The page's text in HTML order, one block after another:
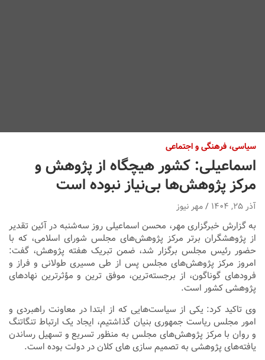
سیاسی، فرهنگی و اجتماعی
اسماعیلی: کشور هیچگاه از پژوهش و
مرکز پژوهش‌ها بی‌نیاز نبوده است
آذر ۲۵, ۱۴۰۴ مهر نیوز
به گزارش خبرگزاری مهر، محسن اسماعیلی روز سه‌شنبه در آئین تقدیر
از پژوهشگران برتر مرکز پژوهش‌های مجلس شورای اسلامی، که با
حضور رئیس مجلس برگزار شد، ضمن تبریک هفته پژوهش، گفت:
امروز مرکز پژوهش‌های مجلس پس از طی مسیری طولانی و فراز و
فرودهای گوناگون، از برجسته‌ترین، موفق ترینو مؤثرترین نهادهای
پژوهشی کشور است.
وی تاکید کرد: یکی از سیاست‌هایی که از ابتدا در معاونت راهبردی و
امور مجلس ریاست جمهوری بنیان گذاشتیم، ایجاد یک ارتباط تنگاتنگ
و روان با مرکز پژوهش‌های مجلس به منظور تسریع و تسهیل رساندن
یافته‌های پژوهشی به تصمیم سازیهایکلان در دولت بوده است.